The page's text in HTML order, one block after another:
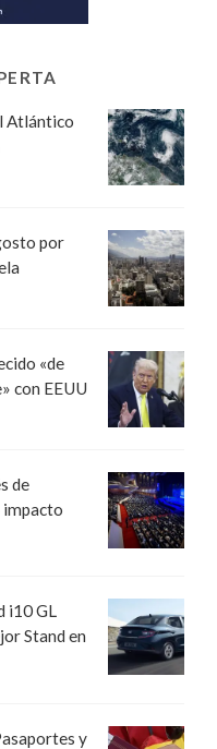
Atlántico
por
«de
con EEUU
de
i10 GL
Stand en
y